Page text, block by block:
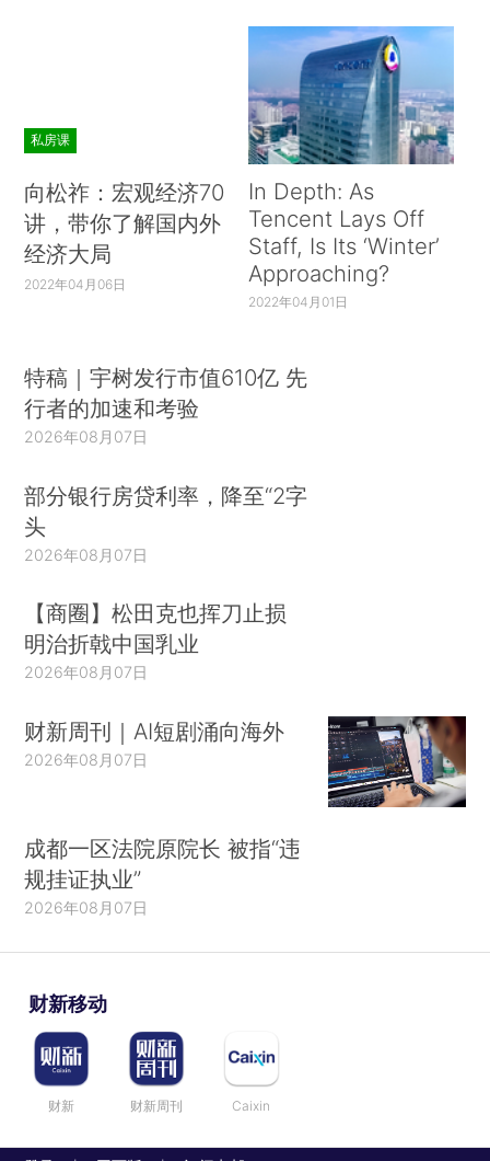
私房课
向松祚：宏观经济70
讲，带你了解国内外
经济大局
2022年04月06日
In Depth: As
Tencent Lays Off
Staff, Is Its ‘Winter’
Approaching?
2022年04月01日
特稿｜宇树发行市值610亿 先
行者的加速和考验
2026年08月07日
部分银行房贷利率，降至“2字
头
2026年08月07日
【商圈】松田克也挥刀止损
明治折戟中国乳业
2026年08月07日
财新周刊｜AI短剧涌向海外
2026年08月07日
成都一区法院原院长 被指“违
规挂证执业”
2026年08月07日
财新移动
财新 财新周刊 Caixin